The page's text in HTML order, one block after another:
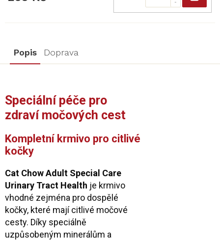
Popis Doprava
Speciální péče pro
zdraví močových cest
Kompletní krmivo pro citlivé
kočky
Cat Chow Adult Special Care
Urinary Tract Health je krmivo
vhodné zejména pro dospělé
kočky, které mají citlivé močové
cesty. Díky speciálně
uzpůsobeným minerálům a